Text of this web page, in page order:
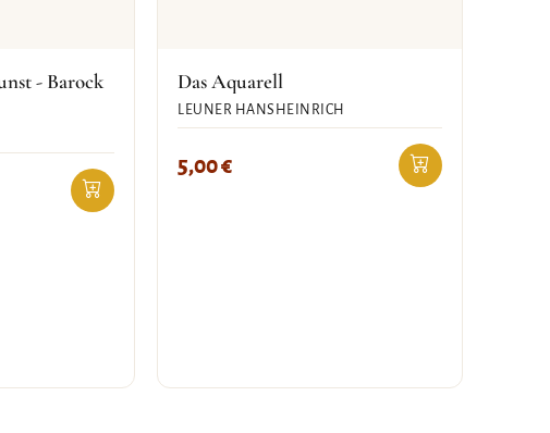
- Barock
Das Aquarell
LEUNER HANSHEINRICH
5,00€